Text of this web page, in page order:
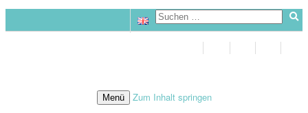
Menü
Zum Inhalt springen